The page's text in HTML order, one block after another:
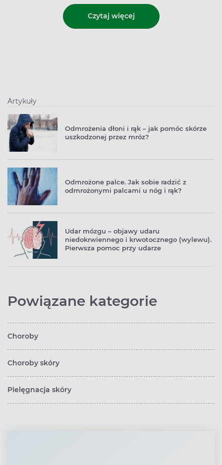
Czytaj więcej
Artykuły
Odmrożenia dłoni i rąk – jak pomóc skórze
uszkodzonej przez mróz?
Odmrożone palce. Jak sobie radzić z
odmrożonymi palcami u nóg i rąk?
Udar mózgu – objawy udaru
niedokrwiennego i krwotocznego (wylewu).
Pierwsza pomoc przy udarze
Powiązane kategorie
Choroby
Choroby skóry
Pielęgnacja skóry